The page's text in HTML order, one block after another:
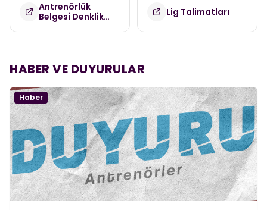
Antrenörlük
Belgesi Denklik
Lig Talimatları
HABER VE DUYURULAR
Haber